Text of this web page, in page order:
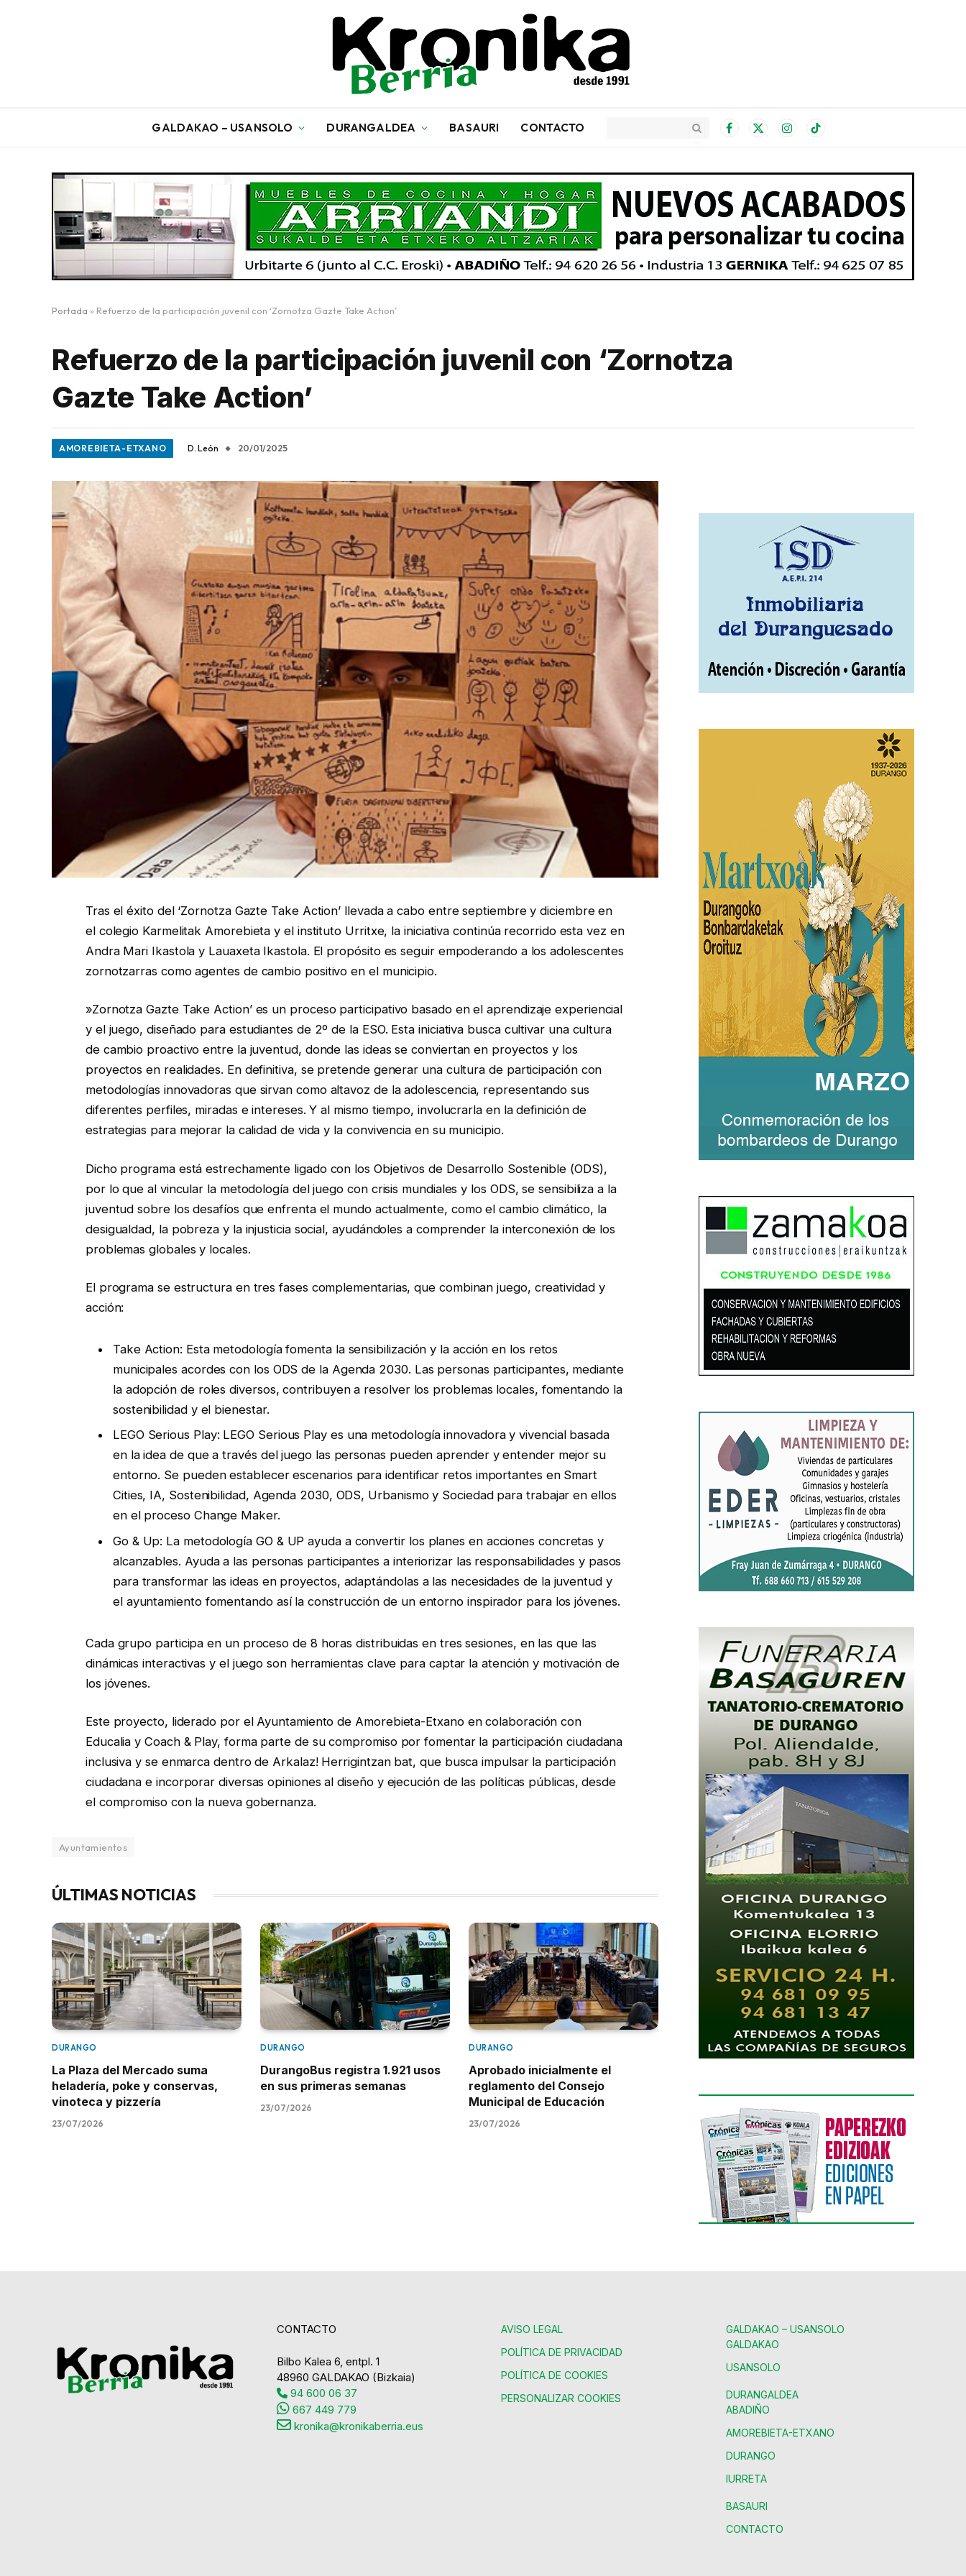
GALDAKAO – USANSOLO DURANGALDEA BASAURI CONTACTO Facebook
X
InstagramTikTok
Portada » Refuerzo de la participación juvenil con ‘Zornotza Gazte Take Action’
Refuerzo de la participación juvenil con ‘Zornotza
Gazte Take Action’
AMOREBIETA-ETXANO D. León 20/01/2025
Tras el éxito del ‘Zornotza Gazte Take Action’ llevada a cabo entre septiembre y diciembre en
el colegio Karmelitak Amorebieta y el instituto Urritxe, la iniciativa continúa recorrido esta vez en
Andra Mari Ikastola y Lauaxeta Ikastola. El propósito es seguir empoderando a los adolescentes
zornotzarras como agentes de cambio positivo en el municipio.
»Zornotza Gazte Take Action’ es un proceso participativo basado en el aprendizaje experiencial
y el juego, diseñado para estudiantes de 2º de la ESO. Esta iniciativa busca cultivar una cultura
de cambio proactivo entre la juventud, donde las ideas se conviertan en proyectos y los
proyectos en realidades. En definitiva, se pretende generar una cultura de participación con
metodologías innovadoras que sirvan como altavoz de la adolescencia, representando sus
diferentes perfiles, miradas e intereses. Y al mismo tiempo, involucrarla en la definición de
estrategias para mejorar la calidad de vida y la convivencia en su municipio.
Dicho programa está estrechamente ligado con los Objetivos de Desarrollo Sostenible (ODS),
por lo que al vincular la metodología del juego con crisis mundiales y los ODS, se sensibiliza a la
juventud sobre los desafíos que enfrenta el mundo actualmente, como el cambio climático, la
desigualdad, la pobreza y la injusticia social, ayudándoles a comprender la interconexión de los
problemas globales y locales.
El programa se estructura en tres fases complementarias, que combinan juego, creatividad y
acción:
Take Action: Esta metodología fomenta la sensibilización y la acción en los retos
municipales acordes con los ODS de la Agenda 2030. Las personas participantes, mediante
la adopción de roles diversos, contribuyen a resolver los problemas locales, fomentando la
sostenibilidad y el bienestar.
LEGO Serious Play: LEGO Serious Play es una metodología innovadora y vivencial basada
en la idea de que a través del juego las personas pueden aprender y entender mejor su
entorno. Se pueden establecer escenarios para identificar retos importantes en Smart
Cities, IA, Sostenibilidad, Agenda 2030, ODS, Urbanismo y Sociedad para trabajar en ellos
en el proceso Change Maker.
Go & Up: La metodología GO & UP ayuda a convertir los planes en acciones concretas y
alcanzables. Ayuda a las personas participantes a interiorizar las responsabilidades y pasos
para transformar las ideas en proyectos, adaptándolas a las necesidades de la juventud y
el ayuntamiento fomentando así la construcción de un entorno inspirador para los jóvenes.
Cada grupo participa en un proceso de 8 horas distribuidas en tres sesiones, en las que las
dinámicas interactivas y el juego son herramientas clave para captar la atención y motivación de
los jóvenes.
Este proyecto, liderado por el Ayuntamiento de Amorebieta-Etxano en colaboración con
Educalia y Coach & Play, forma parte de su compromiso por fomentar la participación ciudadana
inclusiva y se enmarca dentro de Arkalaz! Herrigintzan bat, que busca impulsar la participación
ciudadana e incorporar diversas opiniones al diseño y ejecución de las políticas públicas, desde
el compromiso con la nueva gobernanza.
Ayuntamientos
ÚLTIMAS NOTICIAS
DURANGO
La Plaza del Mercado suma
heladería, poke y conservas,
vinoteca y pizzería
23/07/2026
DURANGO
DurangoBus registra 1.921 usos
en sus primeras semanas
23/07/2026
DURANGO
Aprobado inicialmente el
reglamento del Consejo
Municipal de Educación
23/07/2026
CONTACTO
Bilbo Kalea 6, entpl. 1
48960 GALDAKAO (Bizkaia)
94 600 06 37
667 449 779
kronika@kronikaberria.eus
AVISO LEGAL
POLÍTICA DE PRIVACIDAD
POLÍTICA DE COOKIES
PERSONALIZAR COOKIES
GALDAKAO – USANSOLO
GALDAKAO
USANSOLO
DURANGALDEA
ABADIÑO
AMOREBIETA-ETXANO
DURANGO
IURRETA
BASAURI
CONTACTO